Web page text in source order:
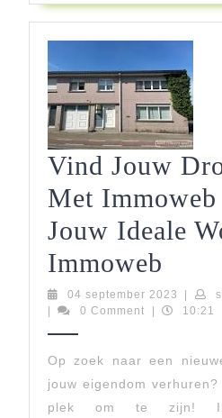
Vind Jouw
Met
Jouw Ideale
Immoweb
Jouw
Met
04 september 2023 04
0 Comment 10:21
Op zoek naar een
jouw eigendom
plek om te zijn!